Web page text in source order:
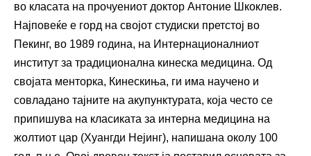
во класата на прочуениот доктор Антоние Шкоклев.
Најповеќе е горд на својот студиски претстој во
Пекинг, во 1989 година, на Интернационалниот
институт за традиционална кинеска медицина. Од
својата менторка, Кинескиња, ги има научено и
совладано тајните на акупунктурата, која често се
припишува на класиката за интерна медицина на
жолтиот цар (Хуангди Нејинг), напишана околу 100